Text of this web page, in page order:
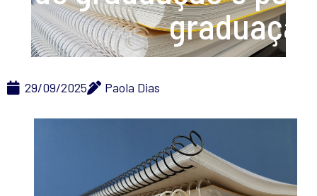
graduação
29/09/2025 Paola Dias